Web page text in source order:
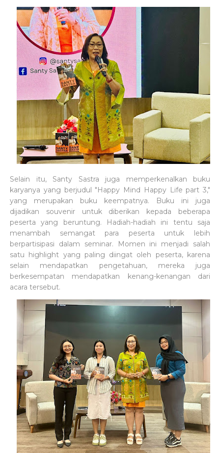
Selain itu, Santy Sastra juga memperkenalkan buku
karyanya yang berjudul "Happy Mind Happy Life part 3,"
yang merupakan buku keempatnya. Buku ini juga
dijadikan souvenir untuk diberikan kepada beberapa
peserta yang beruntung. Hadiah-hadiah ini tentu saja
menambah semangat para peserta untuk lebih
berpartisipasi dalam seminar. Momen ini menjadi salah
satu highlight yang paling diingat oleh peserta, karena
selain mendapatkan pengetahuan, mereka juga
berkesempatan mendapatkan kenang-kenangan dari
acara tersebut.